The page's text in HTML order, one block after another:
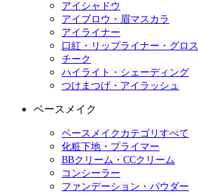
アイシャドウ
アイブロウ・眉マスカラ
アイライナー
口紅・リップライナー・グロス
チーク
ハイライト・シェーディング
つけまつげ・アイラッシュ
ベースメイク
ベースメイクカテゴリすべて
化粧下地・プライマー
BBクリーム・CCクリーム
コンシーラー
ファンデーション・パウダー